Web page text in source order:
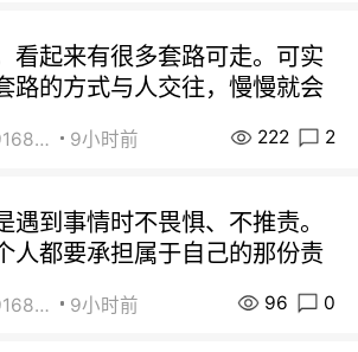
看起来有很多套路可走。可实
路的方式与人交往，慢慢就会
街友49168527 9小时前 222 2
遇到事情时不畏惧、不推责。
人都要承担属于自己的那份责
街友49168527 9小时前 96 0